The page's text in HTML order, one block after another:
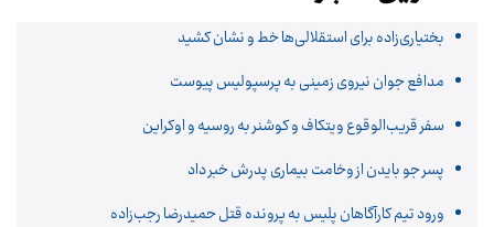
بختیاری‌زاده برای استقلالی‌ها خط و نشان کشید
مدافع جوان نیروی زمینی به پرسپولیس پیوست
سفر قریب‌الوقوع ویتکاف و کوشنر به روسیه و اوکراین
پسر جو بایدن از وخامت بیماری پدرش خبر داد
ورود تیم کارآگاهان پلیس به پرونده قتل حمیدرضا رجب‌زاده